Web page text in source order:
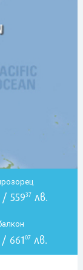
55937лв.
66107 лв.